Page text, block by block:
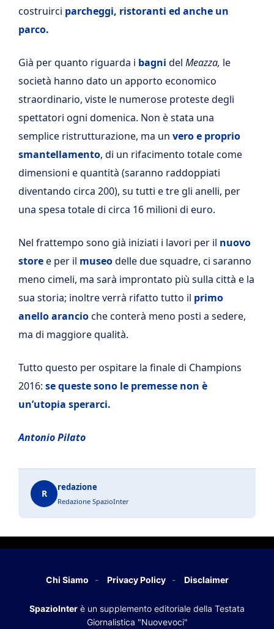
costruirci parcheggi, ristoranti ed anche un
parco.
Già per quanto riguarda i bagni del Meazza, le
società hanno dato un apporto economico
straordinario, viste le numerose proteste degli
spettatori ogni domenica. Non è stata una
semplice ristrutturazione, ma un vero e proprio
smantellamento, di un rifacimento totale come
dimensioni e quantità (saranno raddoppiati
diventando circa 200), su tutti e tre gli anelli, per
una spesa totale di circa 16 milioni di euro.
Nel frattempo sono già iniziati i lavori per il nuovo
storee per il museodelle due squadre, ci saranno
meno cimeli, ma sarà improntato più sulla città e la
sua storia; inoltre verrà rifatto tutto il primo
anello arancioche conterà meno posti a sedere,
ma di maggiore qualità.
Tutto questo per ospitare la finale di Champions
2016: se queste sono le premesse non è
un’utopia sperarci.
Antonio Pilato
R
redazione
Redazione SpazioInter
Chi Siamo Privacy Policy Disclaimer
SpazioInter è un supplemento editoriale della Testata
Giornalistica "Nuovevoci"